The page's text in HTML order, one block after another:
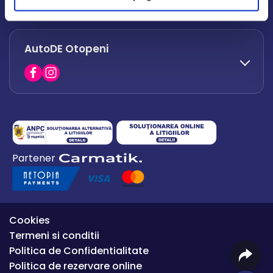
office.afumati@autode.ro
0730 063 852
0730 063 851
AutoDE Otopeni
0754 649 360
office.premium@autode.ro
Partener
Cookies
Termeni si conditii
Politica de Confidentialitate
Politica de rezervare online